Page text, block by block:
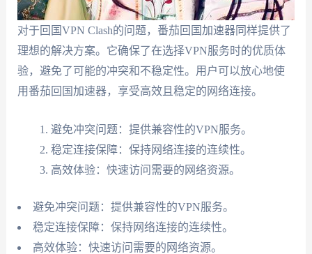
对于回国VPN Clash的问题，番茄回国加速器同样提供了
理想的解决方案。它确保了在选择VPN服务时的优质体
验，避免了可能的冲突和不稳定性。用户可以放心地使
用番茄回国加速器，享受高效且稳定的网络连接。
避免冲突问题：提供兼容性的VPN服务。
稳定连接保障：保持网络连接的连续性。
高效体验：快速访问需要的网络资源。
避免冲突问题：提供兼容性的VPN服务。
稳定连接保障：保持网络连接的连续性。
高效体验：快速访问需要的网络资源。